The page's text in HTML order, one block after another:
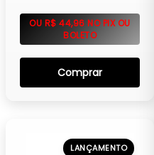
OU R$ 44,96 NO PIX OU
BOLETO
Comprar
LANÇAMENTO